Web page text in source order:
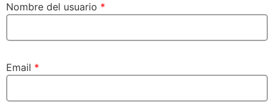
Nombre del usuario *
Email *